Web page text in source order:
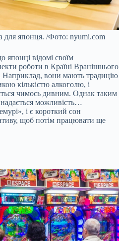
для японця. /Фото: nyumi.com
японці відомі своїм
роботи в Країні Вранішнього
вони мають традицію
кількістю алкоголю, і
чимось дивним. Однак таким
можливість…
і є короткий сон
щоб потім працювати ще